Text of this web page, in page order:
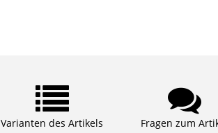
Varianten des Artikels Fragen zum